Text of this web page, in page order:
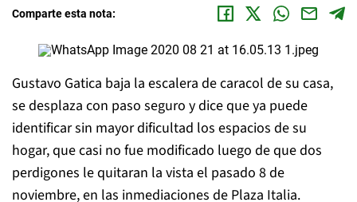
Comparte esta nota:
Gustavo Gatica baja la escalera de caracol de su casa,
se desplaza con paso seguro y dice que ya puede
identificar sin mayor dificultad los espacios de su
hogar, que casi no fue modificado luego de que dos
perdigones le quitaran la vista el pasado 8 de
noviembre, en las inmediaciones de Plaza Italia.